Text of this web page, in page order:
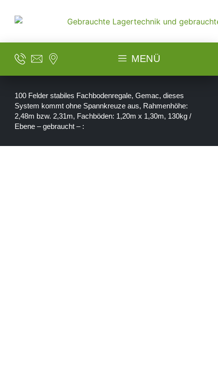
MENÜ
100 Felder stabiles Fachbodenregale, Gemac, dieses
System kommt ohne Spannkreuze aus, Rahmenhöhe:
2,48m bzw. 2,31m, Fachböden: 1,20m x 1,30m, 130kg /
Ebene – gebraucht – :